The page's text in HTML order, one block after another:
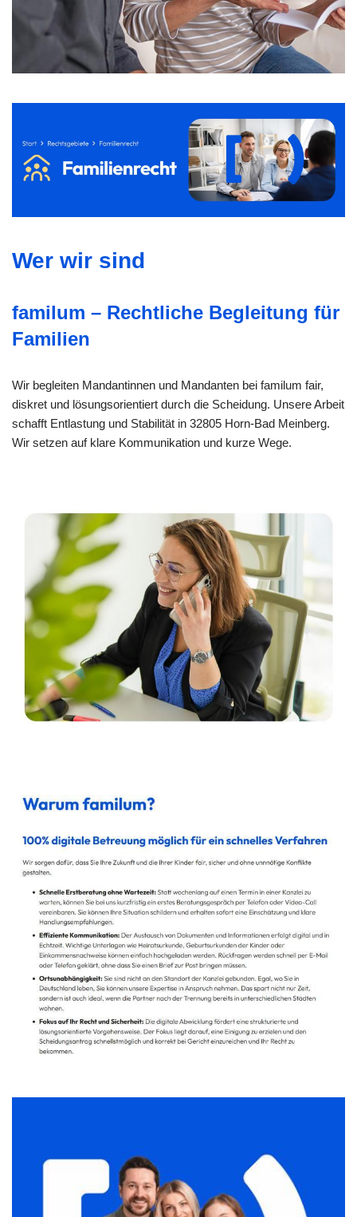
Wer wir sind
familum – Rechtliche Begleitung für
Familien
Wir begleiten Mandantinnen und Mandanten bei familum fair,
diskret und lösungsorientiert durch die Scheidung. Unsere Arbeit
schafft Entlastung und Stabilität in 32805 Horn-Bad Meinberg.
Wir setzen auf klare Kommunikation und kurze Wege.